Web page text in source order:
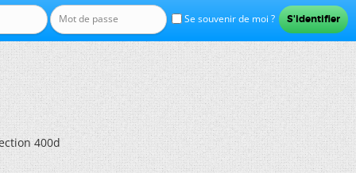
Se souvenir de moi ?
400d